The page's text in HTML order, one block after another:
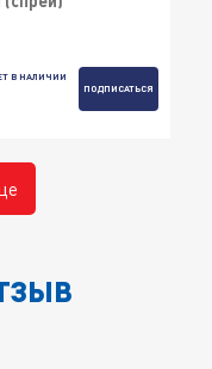
В НАЛИЧИИ
ПОДПИСАТЬСЯ